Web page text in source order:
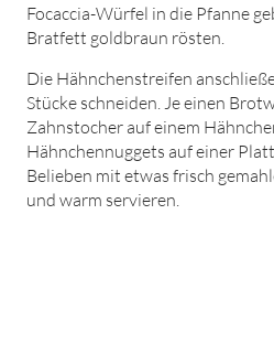
Focaccia-Würfel in die Pfanne
Bratfett goldbraun rösten.
Die Hähnchenstreifen
Stücke schneiden. Je einen
Zahnstocher auf einem
Hähnchennuggets auf einer
Belieben mit etwas frisch
und warm servieren.